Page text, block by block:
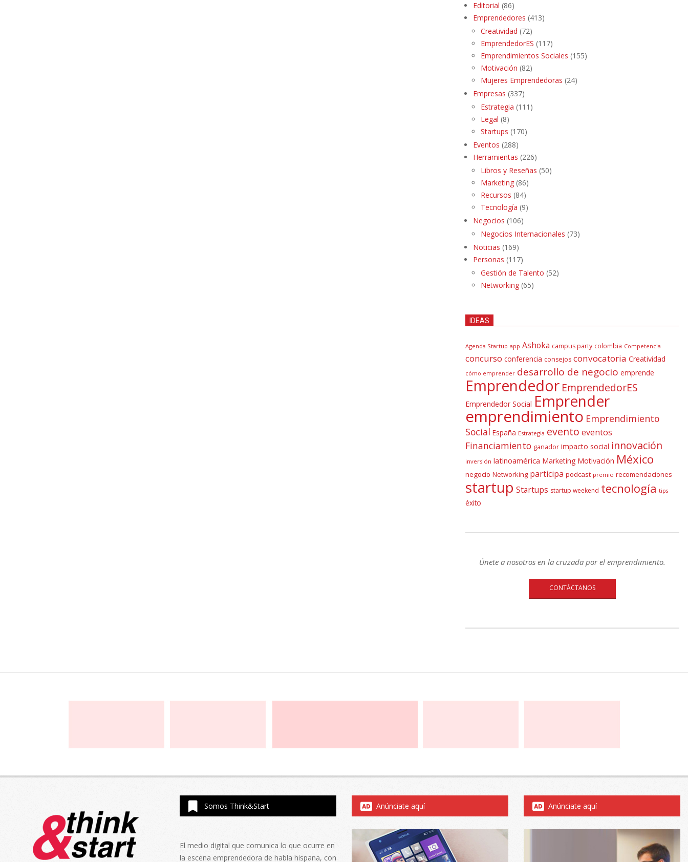
Editorial (86)
Emprendedores (413)
Creatividad (72)
EmprendedorES (117)
Emprendimientos Sociales (155)
Motivación (82)
Mujeres Emprendedoras (24)
Empresas (337)
Estrategia (111)
Legal (8)
Startups (170)
Eventos (288)
Herramientas (226)
Libros y Reseñas (50)
Marketing (86)
Recursos (84)
Tecnología (9)
Negocios (106)
Negocios Internacionales (73)
Noticias (169)
Personas (117)
Gestión de Talento (52)
Networking (65)
IDEAS
Agenda Startup app Ashoka campus party colombia Competencia
concurso conferencia consejos convocatoria Creatividad
cómo emprender desarrollo de negocio emprende
Emprendedor EmprendedorES
Emprendedor Social Emprender
emprendimiento Emprendimiento
Social España Estrategia evento eventos
Financiamiento ganador impacto social innovación
inversión latinoamérica Marketing Motivación México
negocio Networking participa podcast premio recomendaciones
startup Startups startup weekend tecnología tips
éxito
Únete a nosotros en la cruzada por el emprendimiento.
CONTÁCTANOS
Somos Think&Start
El medio digital que comunica lo que ocurre en
la escena emprendedora de habla hispana, con
Anúnciate aquí Anúnciate aquí